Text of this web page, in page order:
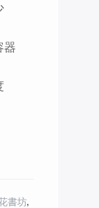
器
書坊,